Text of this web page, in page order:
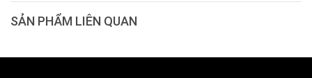
SẢN PHẨM LIÊN QUAN